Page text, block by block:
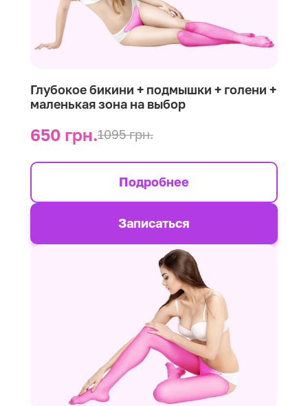
Глубокое бикини + подмышки + голени +
маленькая зона на выбор
650 грн.1095 грн.
Подробнее
Записаться